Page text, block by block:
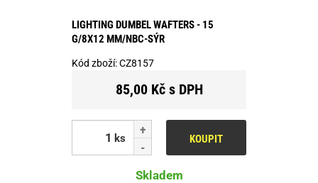
LIGHTING DUMBEL WAFTERS - 15
G/8X12 MM/NBC-SÝR
Kód zboží:CZ8157
85,00 Kč s DPH
ks KOUPIT
Skladem